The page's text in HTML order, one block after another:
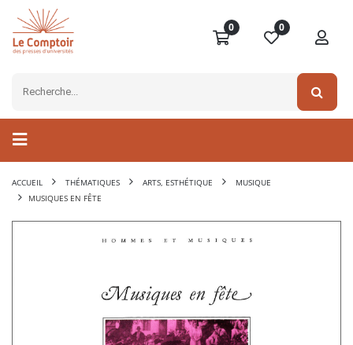
0 0
ACCUEIL THÉMATIQUES ARTS, ESTHÉTIQUE
MUSIQUE
MUSIQUES EN FÊTE